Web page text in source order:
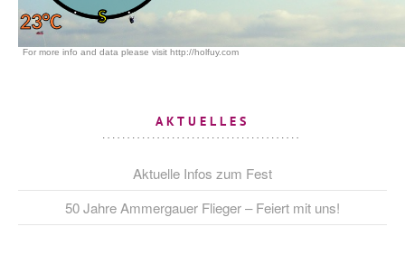
AKTUELLES
Aktuelle Infos zum Fest
50 Jahre Ammergauer Flieger – Feiert mit uns!